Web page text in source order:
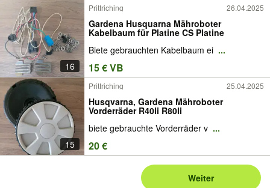
16
Prittriching 26.04.2025
Gardena Husquarna Mähroboter
Kabelbaum für Platine CS Platine
Biete gebrauchten Kabelbaum ei ...
15 € VB
15
Prittriching 25.04.2025
Husqvarna, Gardena Mähroboter
Vorderräder R40li R80li
biete gebrauchte Vorderräder v ...
20 €
Weiter